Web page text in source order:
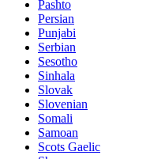
Pashto
Persian
Punjabi
Serbian
Sesotho
Sinhala
Slovak
Slovenian
Somali
Samoan
Scots Gaelic